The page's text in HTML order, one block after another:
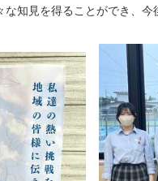
知見を得ることができ、